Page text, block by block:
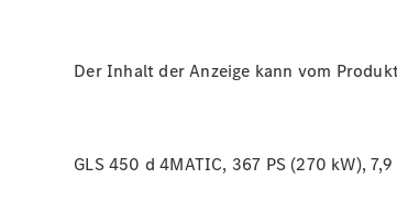
Der Inhalt der Anzeige kann vom
GLS 450 d 4MATIC, 367 PS (270 kW),